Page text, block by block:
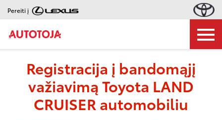
Pereiti į
Registracija į bandomąjį
važiavimą Toyota LAND
CRUISER automobiliu